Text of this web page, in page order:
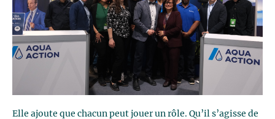
Elle ajoute que chacun peut jouer un rôle. Qu’il s’agisse de